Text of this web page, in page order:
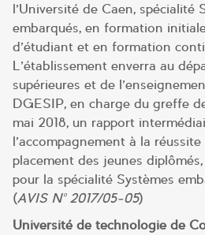
l’Université de Caen, spécialité
embarqués, en formation
d’étudiant et en formation
L’établissement enverra au
supérieures et de
DGESIP, en charge du greffe
mai 2018, un rapport
l’accompagnement à la
placement des jeunes
pour la spécialité Systèmes
(AVIS N° 2017/05-05)
Université de technologie de